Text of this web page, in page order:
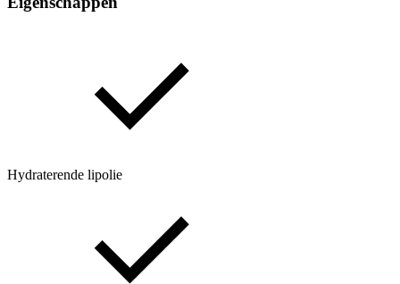
Hydraterende lipolie